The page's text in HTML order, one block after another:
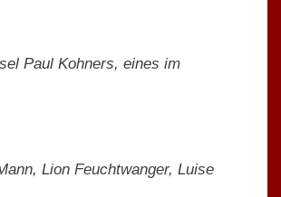
Paul Kohners, eines im
Lion Feuchtwanger, Luise